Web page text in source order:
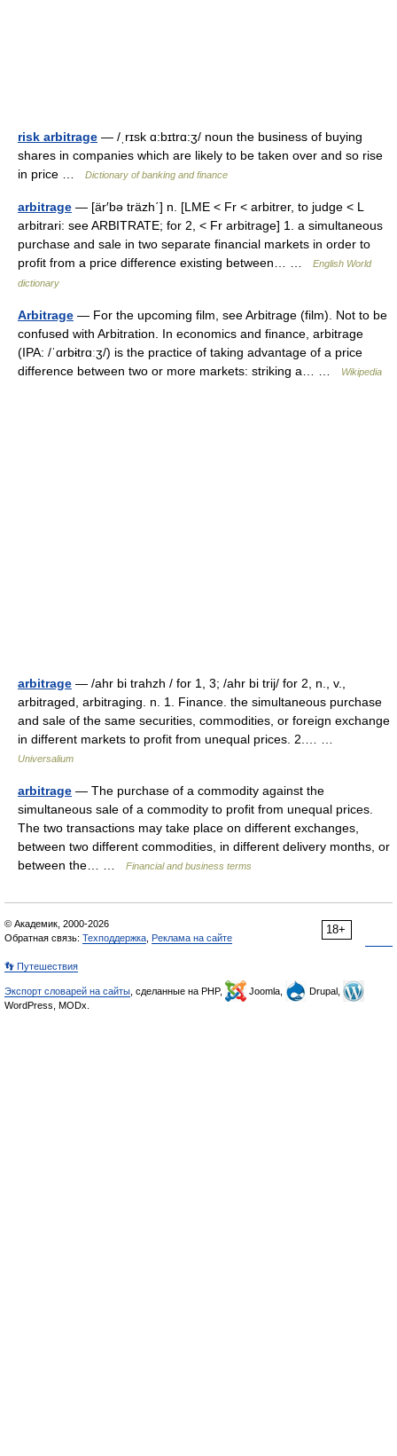
risk arbitrage — /ˌrɪsk ɑ:bɪtrɑ:ʒ/ noun the business of buying
shares in companies which are likely to be taken over and so rise
in price …
Dictionary of banking and finance
arbitrage — [är′bə träzh΄] n. [LME < Fr < arbitrer, to judge < L
arbitrari: see ARBITRATE; for 2, < Fr arbitrage] 1. a simultaneous
purchase and sale in two separate financial markets in order to
profit from a price difference existing between… …
English World
dictionary
Arbitrage — For the upcoming film, see Arbitrage (film). Not to be
confused with Arbitration. In economics and finance, arbitrage
(IPA: /ˈɑrbɨtrɑːʒ/) is the practice of taking advantage of a price
difference between two or more markets: striking a… …
Wikipedia
arbitrage — /ahr bi trahzh / for 1, 3; /ahr bi trij/ for 2, n., v.,
arbitraged, arbitraging. n. 1. Finance. the simultaneous purchase
and sale of the same securities, commodities, or foreign exchange
in different markets to profit from unequal prices. 2.… …
Universalium
arbitrage — The purchase of a commodity against the
simultaneous sale of a commodity to profit from unequal prices.
The two transactions may take place on different exchanges,
between two different commodities, in different delivery months, or
between the… …
Financial and business terms
18+
© Академик, 2000-2026
Обратная связь: Техподдержка Реклама на сайте
👣 Путешествия
Экспорт словарей на сайты , сделанные на PHP, Joomla,
Drupal,
WordPress, MODx.